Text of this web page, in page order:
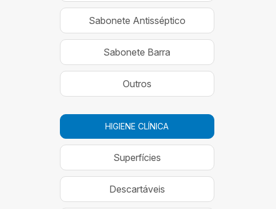
Sabonete Antisséptico
Sabonete Barra
Outros
HIGIENE CLÍNICA
Superfícies
Descartáveis